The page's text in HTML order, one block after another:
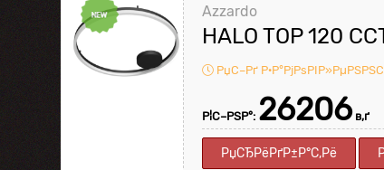
Azzardo
HALO TOP 120
РџС–Рґ
Р¦С–РЅР°: 26206в‚ґ
РџСЂРёРґР±Р°С‚Рё